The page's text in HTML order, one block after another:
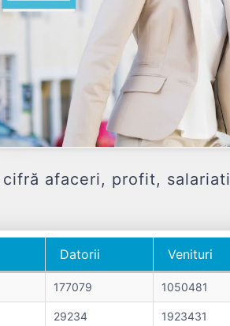
cifră afaceri, profit, salariati
Datorii Venituri
Datorii Venituri
177079 1050481
29234 1923431